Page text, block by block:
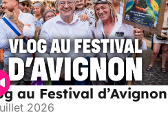
au Festival d’Avignon
2026